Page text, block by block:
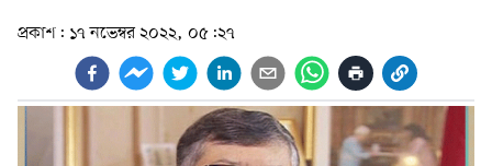
প্রকাশ: ১৭ নভেম্বর ২০২২, ০৫:২৭